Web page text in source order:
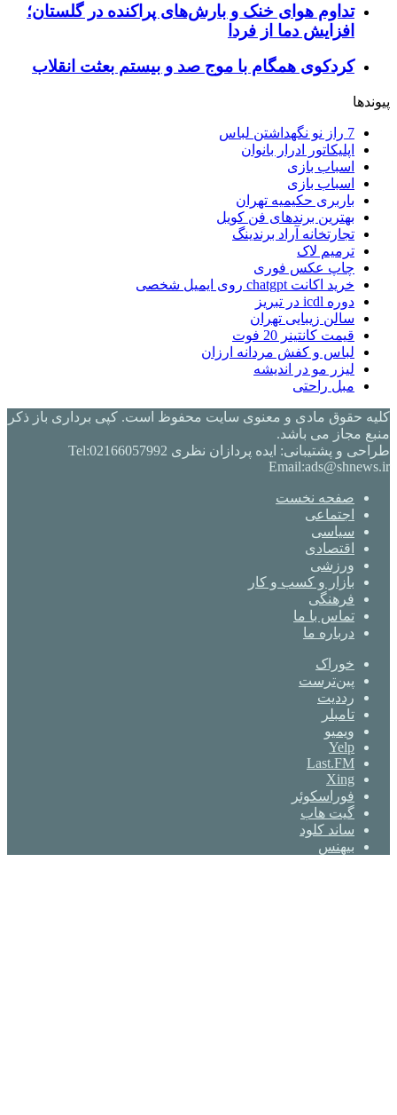
تداوم هوای خنک و بارش‌های پراکنده در گلستان؛
افزایش دما از فردا
کردکوی همگام با موج صد و بیستم بعثت انقلاب
پیوندها
7 راز نو نگهداشتن لباس
اپلیکاتور ادرار بانوان
اسباب بازی
اسباب بازی
باربری حکیمیه تهران
بهترین برندهای فن کویل
تجارتخانه آراد برندینگ
ترمیم لاک
چاپ عکس فوری
خرید اکانت chatgpt روی ایمیل شخصی
دوره icdl در تبریز
سالن زیبایی تهران
قیمت کانتینر 20 فوت
لباس و کفش مردانه ارزان
لیزر مو در اندیشه
مبل راحتی
کلیه حقوق مادی و معنوی سایت محفوظ است. کپی برداری باز ذکر
منبع مجاز می باشد.
طراحی و پشتیبانی: ایده پردازان نظری Tel:02166057992
Email:ads@shnews.ir
صفحه نخست
اجتماعی
سیاسی
اقتصادی
ورزشی
بازار و کسب و کار
فرهنگی
تماس با ما
درباره ما
خوراک
‫پین‌ترست
‫رددیت
‫تامبلر
ویمیو
Yelp
Last.FM
Xing
فوراسکوئر
گیت ‌هاب
ساند کلود
بیهنس